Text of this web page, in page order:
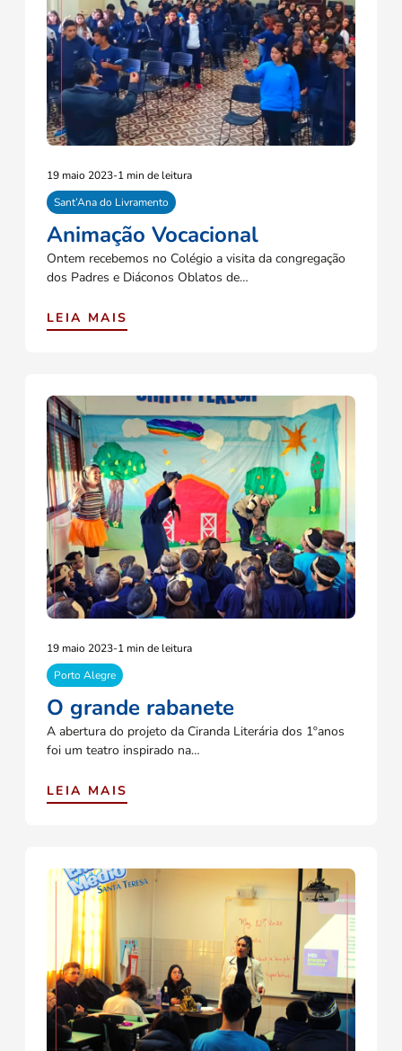
19 maio 2023-1 min de leitura
Sant’Ana do Livramento
Animação Vocacional
Ontem recebemos no Colégio a visita da congregação
dos Padres e Diáconos Oblatos de…
LEIA MAIS
19 maio 2023-1 min de leitura
Porto Alegre
O grande rabanete
A abertura do projeto da Ciranda Literária dos 1ºanos
foi um teatro inspirado na…
LEIA MAIS